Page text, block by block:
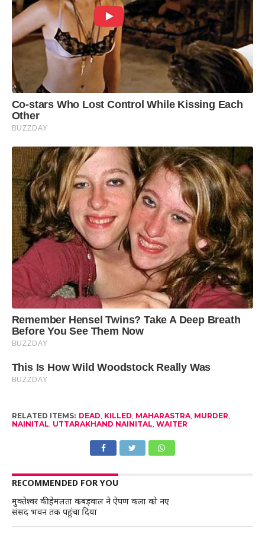
RELATED ITEMS: DEAD KILLED MAHARASTRA, MURDER
NAINITAL UTTARAKHAND NAINITAL WAITER
RECOMMENDED FOR YOU
मुक्तेश्वर की हेमलता कबड़वाल ने ऐपण कला को नए
संसद भवन तक पहुंचा दिया